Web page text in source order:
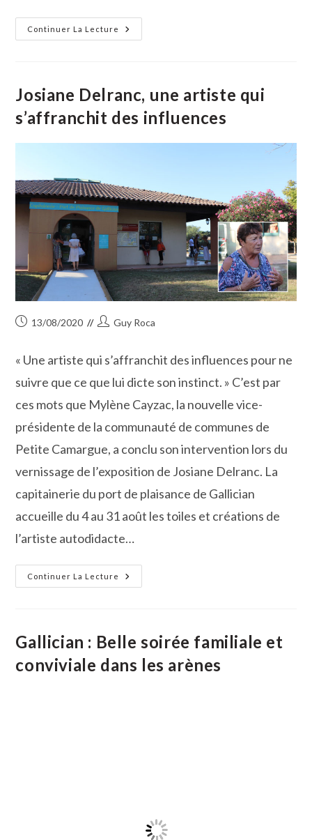
Continuer La Lecture
Une
Belle
Scamandre
Josiane Delranc, une artiste qui
s’affranchit des influences
Publication
13/08/2020
Auteur/autrice
publication :
Guy Roca
« Une artiste qui s’affranchit des influences pour ne
suivre que ce que lui dicte son instinct. » C’est par
ces mots que Mylène Cayzac, la nouvelle vice-
présidente de la communauté de communes de
Petite Camargue, a conclu son intervention lors du
vernissage de l’exposition de Josiane Delranc. La
capitainerie du port de plaisance de Gallician
accueille du 4 au 31 août les toiles et créations de
l’artiste autodidacte…
Continuer La Lecture
Josiane
Delranc,
Des
Influences
Gallician : Belle soirée familiale et
conviviale dans les arènes